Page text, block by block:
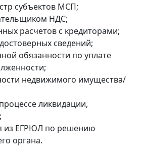
субъектов МСП;
НДС;
расчетов с кредиторами;
сведений;
обязанности по уплате
недвижимого имущества/
ликвидации,
из ЕГРЮЛ по решению
органа.